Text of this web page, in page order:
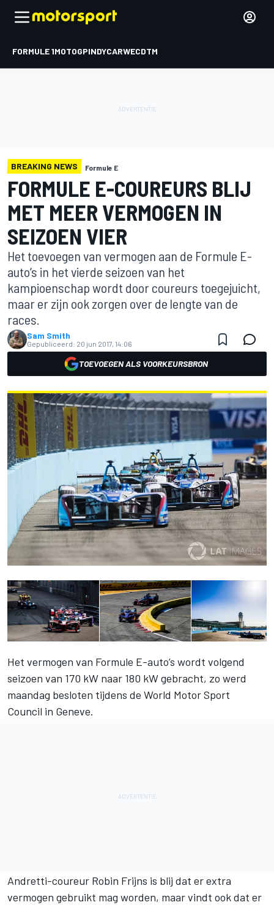
FORMULE 1MOTOGPINDYCARWECDTM
BREAKING NEWS Formule E
FORMULE E-COUREURS BLIJ
MET MEER VERMOGEN IN
SEIZOEN VIER
Het toevoegen van vermogen aan de Formule E-
auto’s in het vierde seizoen van het
kampioenschap wordt door coureurs toegejuicht,
maar er zijn ook zorgen over de lengte van de
races.
Sam Smith
Gepubliceerd: 20 jun 2017, 14:06
TOEVOEGEN ALS VOORKEURSBRON
Het vermogen van Formule E-auto’s wordt volgend
seizoen van 170 kW naar 180 kW gebracht, zo werd
maandag besloten tijdens de World Motor Sport
Council in Geneve.
Andretti-coureur Robin Frijns is blij dat er extra
vermogen gebruikt mag worden, maar vindt ook dat er